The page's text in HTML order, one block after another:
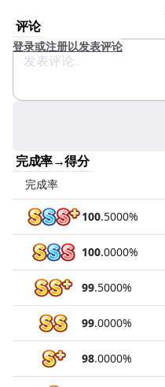
评论
登录或注册以发表评论
完成率→得分
完成率
100.5000%
100.0000%
99.5000%
99.0000%
98.0000%